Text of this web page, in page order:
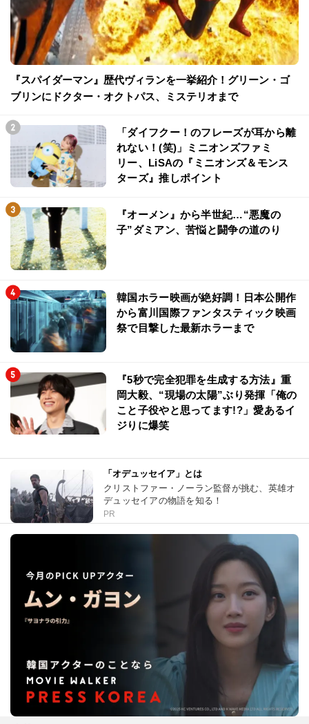
『スパイダーマン』歴代ヴィランを一挙紹介！グリーン・ゴ
ブリンにドクター・オクトパス、ミステリオまで
「ダイフクー！のフレーズが耳から離
れない！(笑)」ミニオンズファミ
リー、LiSAの『ミニオンズ＆モンス
ターズ』推しポイント
『オーメン』から半世紀…“悪魔の
子”ダミアン、苦悩と闘争の道のり
韓国ホラー映画が絶好調！日本公開作
から富川国際ファンタスティック映画
祭で目撃した最新ホラーまで
『5秒で完全犯罪を生成する方法』重
岡大毅、“現場の太陽”ぶり発揮「俺の
こと子役やと思ってます!?」愛あるイ
ジりに爆笑
「オデュッセイア」とは
クリストファー・ノーラン監督が挑む、英雄オ
デュッセイアの物語を知る！
PR